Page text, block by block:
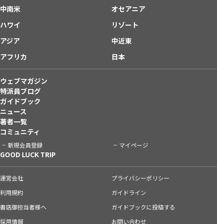
中南米
オセアニア
ハワイ
リゾート
アジア
中近東
アフリカ
日本
ウェブマガジン
特派員ブログ
ガイドブック
ニュース
著者一覧
コミュニティ
新規会員登録 マイページ
GOOD LUCK TRIP
運営会社
プライバシーポリシー
利用規約
ガイドライン
書店御担当者様へ
ガイドブックに投稿する
採用情報
お問い合わせ